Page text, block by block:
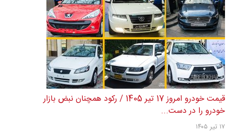
قیمت خودرو امروز 17 تیر 1405 / رکود همچنان نبض بازار
خودرو را در دست...
۱۷ تیر ۱۴۰۵